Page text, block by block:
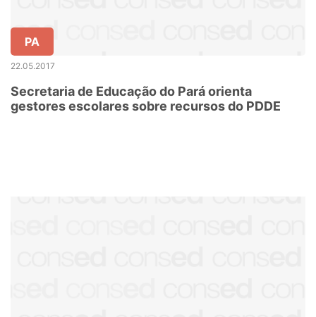
PA
22.05.2017
Secretaria de Educação do Pará orienta
gestores escolares sobre recursos do PDDE